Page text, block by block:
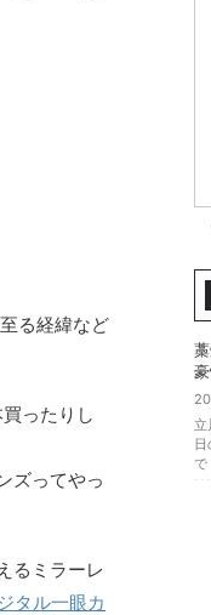
る経緯など
ったりし
ズってやっ
るミラーレ
タル一眼カ
立